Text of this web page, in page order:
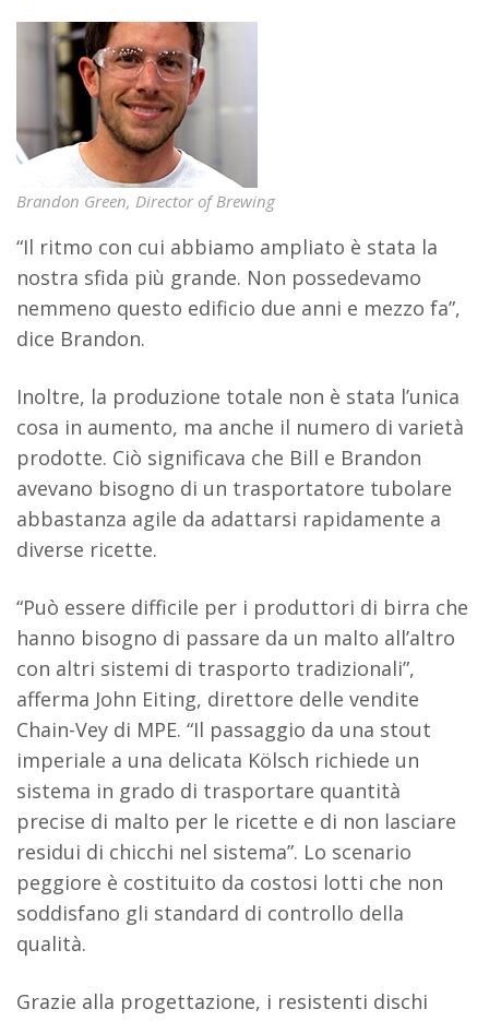
Brandon Green, Director of Brewing
“Il ritmo con cui abbiamo ampliato è stata la
nostra sfida più grande. Non possedevamo
nemmeno questo edificio due anni e mezzo fa”,
dice Brandon.
Inoltre, la produzione totale non è stata l’unica
cosa in aumento, ma anche il numero di varietà
prodotte. Ciò significava che Bill e Brandon
avevano bisogno di un trasportatore tubolare
abbastanza agile da adattarsi rapidamente a
diverse ricette.
“Può essere difficile per i produttori di birra che
hanno bisogno di passare da un malto all’altro
con altri sistemi di trasporto tradizionali”,
afferma John Eiting, direttore delle vendite
Chain-Vey di MPE. “Il passaggio da una stout
imperiale a una delicata Kölsch richiede un
sistema in grado di trasportare quantità
precise di malto per le ricette e di non lasciare
residui di chicchi nel sistema”. Lo scenario
peggiore è costituito da costosi lotti che non
soddisfano gli standard di controllo della
qualità.
Grazie alla progettazione, i resistenti dischi